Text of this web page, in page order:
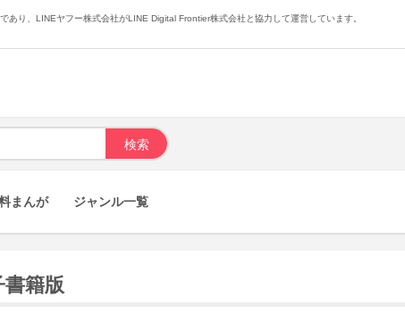
り、LINEヤフー株式会社がLINE Digital Frontier株式会社と協力して運営しています。
まんが ジャンル一覧
書籍版